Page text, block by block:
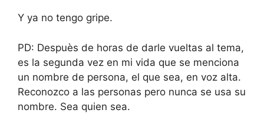
Y ya no tengo gripe.
PD: Despuès de horas de darle vueltas al tema,
es la segunda vez en mi vida que se menciona
un nombre de persona, el que sea, en voz alta.
Reconozco a las personas pero nunca se usa su
nombre. Sea quien sea.